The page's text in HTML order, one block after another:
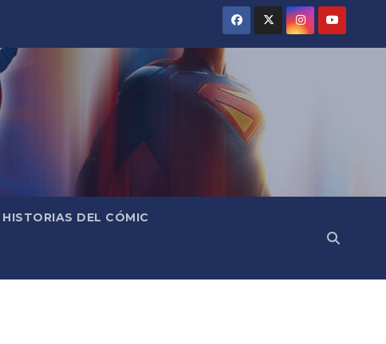
HISTORIAS DEL CÓMIC